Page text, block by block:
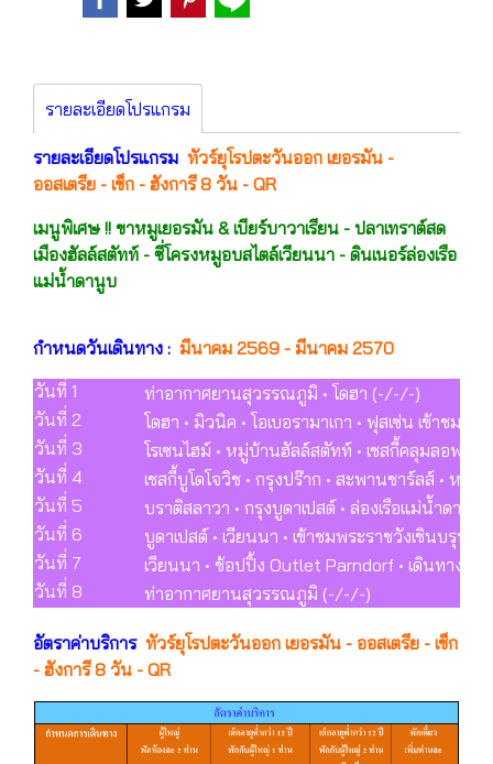
รายละเอียดโปรแกรม
รายละเอียดโปรแกรม ทัวร์ยุโรปตะวันออก เยอรมัน -
ออสเตรีย - เช็ก - ฮังการี 8 วัน - QR
เมนูพิเศษ !! ขาหมูเยอรมัน & เบียร์บาวาเรียน - ปลาเทราต์สด
เมืองฮัลล์สตัทท์ - ซี่โครงหมูอบสไตล์เวียนนา - ดินเนอร์ล่องเรือ
แม่น้ำดานูบ
กำหนดวันเดินทาง : มีนาคม 2569 - มีนาคม 2570
วันที่ 1
ท่าอากาศยานสุวรรณภูมิ • โดฮา (-/-/-)
วันที่ 2
โดฮา • มิวนิค • โอเบอรามาเกา • ฟุสเซ่น เข้าชม
วันที่ 3
โรเซนไฮม์ • หมู่บ้านฮัลล์สตัทท์ • เชสกี้คลุมลอฟ ป
วันที่ 4
เชสกี้บูโดโจวิช • กรุงปร๊าก • สะพานชาร์ลส์ • ห
วันที่ 5
บราติสลาวา • กรุงบูดาเปสต์ • ล่องเรือแม่น้ำดานู
วันที่ 6
บูดาเปสต์ • เวียนนา • เข้าชมพระราชวังเชินบรุ
วันที่ 7
เวียนนา • ช้อปปิ้ง Outlet Parndorf • เดินทางก
วันที่ 8
ท่าอากาศยานสุวรรณภูมิ (-/-/-)
อัตราค่าบริการทัวร์ยุโรปตะวันออก เยอรมัน - ออสเตรีย - เช็ก
- ฮังการี 8 วัน - QR